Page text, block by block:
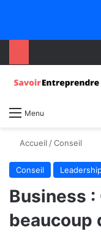
Menu
Accueil /Conseil
Conseil
Business
beaucoup